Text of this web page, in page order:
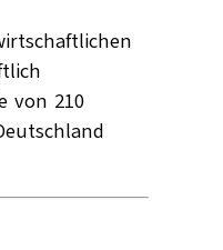
von 210